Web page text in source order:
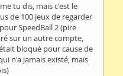
tu dis, mais c'est le
de 100 jeux de regarder
SpeedBall 2 (pire
sur un autre compte,
bloqué pour cause de
n'a jamais existé, mais